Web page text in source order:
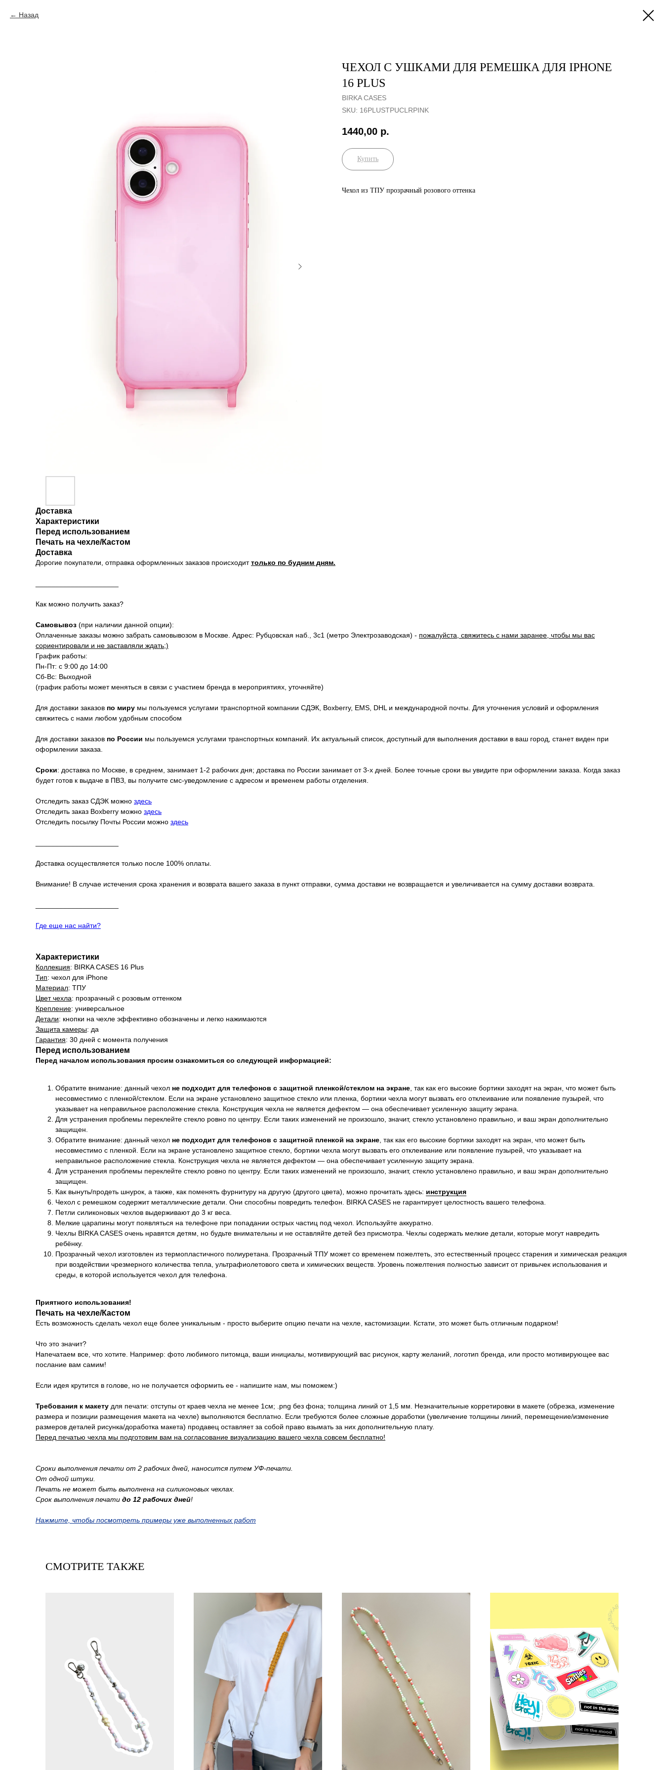
Назад
ЧЕХОЛ С УШКАМИ ДЛЯ РЕМЕШКА ДЛЯ IPHONE
16 PLUS
BIRKA CASES
SKU: 16PLUSTPUСLRPINK
1440,00 р.
Купить
Чехол из ТПУ прозрачный розового оттенка
Доставка
Характеристики
Перед использованием
Печать на чехле/Кастом
Доставка
Дорогие покупатели, отправка оформленных заказов происходиттолько по будним дням.
Как можно получить заказ?
Самовывоз (при наличии данной опции):
Оплаченные заказы можно забрать самовывозом в Москве. Адрес: Рубцовская наб., 3с1 (метро Электрозаводская) - пожалуйста, свяжитесь с нами заранее, чтобы мы вас
сориентировали и не заставляли ждать;)
График работы:
Пн-Пт: с 9:00 до 14:00
Сб-Вс: Выходной
(график работы может меняться в связи с участием бренда в мероприятиях, уточняйте)
Для доставки заказов по миру мы пользуемся услугами транспортной компании СДЭК, Boxberry, EMS, DHL и международной почты. Для уточнения условий и оформления
свяжитесь с нами любом удобным способом
Для доставки заказов по России мы пользуемся услугами транспортных компаний. Их актуальный список, доступный для выполнения доставки в ваш город, станет виден при
оформлении заказа.
Сроки: доставка по Москве, в среднем, занимает 1-2 рабочих дня; доставка по России занимает от 3-х дней. Более точные сроки вы увидите при оформлении заказа. Когда заказ
будет готов к выдаче в ПВЗ, вы получите смс-уведомление с адресом и временем работы отделения.
Отследить заказ СДЭК можно здесь
Отследить заказ Boxberry можно здесь
Отследить посылку Почты России можно здесь
Доставка осуществляется только после 100% оплаты.
Внимание! В случае истечения срока хранения и возврата вашего заказа в пункт отправки, сумма доставки не возвращается и увеличивается на сумму доставки возврата.
Где еще нас найти?
Характеристики
Коллекция: BIRKA CASES 16 Plus
Тип: чехол для iPhone
Материал: ТПУ
Цвет чехла: прозрачный с розовым оттенком
Крепление: универсальное
Детали: кнопки на чехле эффективно обозначены и легко нажимаются
Защита камеры: да
Гарантия: 30 дней с момента получения
Перед использованием
Перед началом использования просим ознакомиться со следующей информацией:
Обратите внимание: данный чехол не подходит для телефонов с защитной пленкой/стеклом на экране , так как его высокие бортики заходят на экран, что может быть
несовместимо с пленкой/стеклом. Если на экране установлено защитное стекло или пленка, бортики чехла могут вызвать его отклеивание или появление пузырей, что
указывает на неправильное расположение стекла. Конструкция чехла не является дефектом — она обеспечивает усиленную защиту экрана.
Для устранения проблемы переклейте стекло ровно по центру. Если таких изменений не произошло, значит, стекло установлено правильно, и ваш экран дополнительно
защищен.
Обратите внимание: данный чехол не подходит для телефонов с защитной пленкой на экране , так как его высокие бортики заходят на экран, что может быть
несовместимо с пленкой. Если на экране установлено защитное стекло, бортики чехла могут вызвать его отклеивание или появление пузырей, что указывает на
неправильное расположение стекла. Конструкция чехла не является дефектом — она обеспечивает усиленную защиту экрана.
Для устранения проблемы переклейте стекло ровно по центру. Если таких изменений не произошло, значит, стекло установлено правильно, и ваш экран дополнительно
защищен.
Как вынуть/продеть шнурок, а также, как поменять фурнитуру на другую (другого цвета), можно прочитать здесь: инструкция
Чехол с ремешком содержит металлические детали. Они способны повредить телефон. BIRKA CASES не гарантирует целостность вашего телефона.
Петли силиконовых чехлов выдерживают до 3 кг веса.
Мелкие царапины могут появляться на телефоне при попадании острых частиц под чехол. Используйте аккуратно.
Чехлы BIRKA CASES очень нравятся детям, но будьте внимательны и не оставляйте детей без присмотра. Чехлы содержать мелкие детали, которые могут навредить
ребёнку.
Прозрачный чехол изготовлен из термопластичного полиуретана. Прозрачный ТПУ может со временем пожелтеть, это естественный процесс старения и химическая реакция
при воздействии чрезмерного количества тепла, ультрафиолетового света и химических веществ. Уровень пожелтения полностью зависит от привычек использования и
среды, в которой используется чехол для телефона.
Приятного использования!
Печать на чехле/Кастом
Есть возможность сделать чехол еще более уникальным - просто выберите опцию печати на чехле, кастомизации. Кстати, это может быть отличным подарком!
Что это значит?
Напечатаем все, что хотите. Например: фото любимого питомца, ваши инициалы, мотивирующий вас рисунок, карту желаний, логотип бренда, или просто мотивирующее вас
послание вам самим!
Если идея крутится в голове, но не получается оформить ее - напишите нам, мы поможем:)
Требования к макету для печати: отступы от краев чехла не менее 1см; .png без фона; толщина линий от 1,5 мм. Незначительные корретировки в макете (обрезка, изменение
размера и позиции размещения макета на чехле) выполняются бесплатно. Если требуются более сложные доработки (увеличение толщины линий, перемещение/изменение
размеров деталей рисунка/доработка макета) продавец оставляет за собой право взымать за них дополнительную плату.
Перед печатью чехла мы подготовим вам на согласование визуализацию вашего чехла совсем бесплатно!
Сроки выполнения печати от 2 рабочих дней, наносится путем УФ-печати.
От одной штуки.
Печать не может быть выполнена на силиконовых чехлах.
Срок выполнения печати до 12 рабочих дней!
Нажмите, чтобы посмотреть примеры уже выполненных работ
СМОТРИТЕ ТАКЖЕ